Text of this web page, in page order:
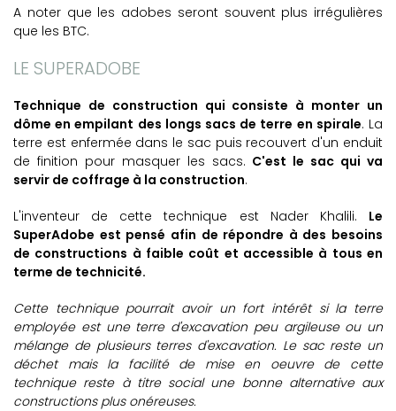
A noter que les adobes seront souvent plus irrégulières
que les BTC.
LE SUPERADOBE
Technique de construction qui consiste à monter un
dôme en empilant des longs sacs de terre en spirale. La
terre est enfermée dans le sac puis recouvert d'un enduit
de finition pour masquer les sacs. C'est le sac qui va
servir de coffrage à la construction.
L'inventeur de cette technique est Nader Khalili. Le
SuperAdobe est pensé afin de répondre à des besoins
de constructions à faible coût et accessible à tous en
terme de technicité.
Cette technique pourrait avoir un fort intérêt si la terre
employée est une terre d'excavation peu argileuse ou un
mélange de plusieurs terres d'excavation. Le sac reste un
déchet mais la facilité de mise en oeuvre de cette
technique reste à titre social une bonne alternative aux
constructions plus onéreuses.